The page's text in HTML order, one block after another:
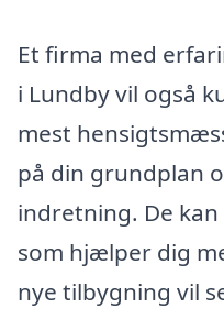
Et firma med
i Lundby vil også
mest
på din grundplan
indretning. De
som hjælper dig
nye tilbygning vil